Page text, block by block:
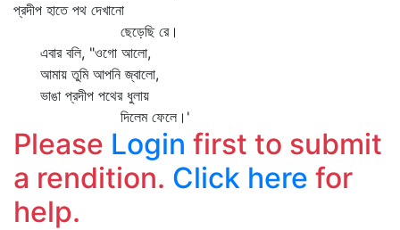
প্রদীপ হাতে পথ দেখানো
ছেড়েছি রে।
এবার বলি, "ওগো আলো,
আমায় তুমি আপনি জ্বালো,
ভাঙা প্রদীপ পথের ধুলায়
দিলেম ফেলে।'
Please Login first to submit
a rendition. Click here for
help.